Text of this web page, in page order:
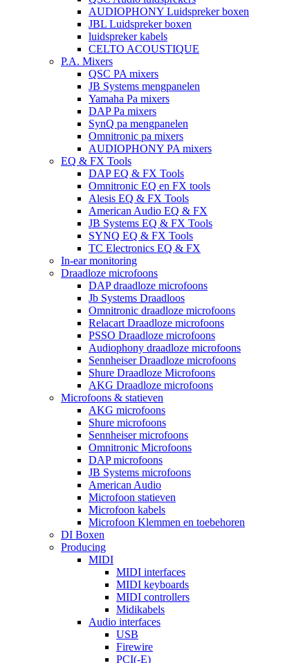
AUDIOPHONY Luidspreker boxen
JBL Luidspreker boxen
luidspreker kabels
CELTO ACOUSTIQUE
P.A. Mixers
QSC PA mixers
JB Systems mengpanelen
Yamaha Pa mixers
DAP Pa mixers
SynQ pa mengpanelen
Omnitronic pa mixers
AUDIOPHONY PA mixers
EQ & FX Tools
DAP EQ & FX Tools
Omnitronic EQ en FX tools
Alesis EQ & FX Tools
American Audio EQ & FX
JB Systems EQ & FX Tools
SYNQ EQ & FX Tools
TC Electronics EQ & FX
In-ear monitoring
Draadloze microfoons
DAP draadloze microfoons
Jb Systems Draadloos
Omnitronic draadloze microfoons
Relacart Draadloze microfoons
PSSO Draadloze microfoons
Audiophony draadloze microfoons
Sennheiser Draadloze microfoons
Shure Draadloze Microfoons
AKG Draadloze microfoons
Microfoons & statieven
AKG microfoons
Shure microfoons
Sennheiser microfoons
Omnitronic Microfoons
DAP microfoons
JB Systems microfoons
American Audio
Microfoon statieven
Microfoon kabels
Microfoon Klemmen en toebehoren
DI Boxen
Producing
MIDI
MIDI interfaces
MIDI keyboards
MIDI controllers
Midikabels
Audio interfaces
USB
Firewire
PCI(-E)